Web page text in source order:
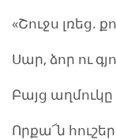
«Շուջս լռեց.
Սար, ձոր ու
Բայց
Որքա՜ն